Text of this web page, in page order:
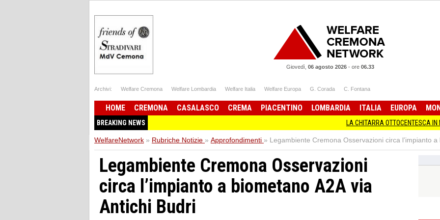
Giovedì, 06 agosto 2026- ore 06.33
Archivi: Welfare Cremona Welfare Lombardia Welfare Italia Welfare Europa G. Corada C. Fontana
HOME CREMONA CASALASCO CREMA PIACENTINO LOMBARDIA ITALIA EUROPA
BREAKING NEWS LA CHITARRA OTTOCENTESCA IN MOSTRA
WelfareNetwork » Rubriche Notizie » Approfondimenti » Legambiente Cremona Osservazioni circa l’impianto
Legambiente Cremona Osservazioni
circa l’impianto a biometano A2A via
Antichi Budri